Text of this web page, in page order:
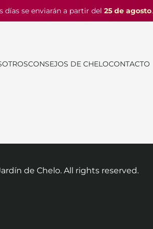
días se enviarán a partir del 25 de agosto.
CONSEJOS DE CHELOCONTACTO
de Chelo. All rights reserved.